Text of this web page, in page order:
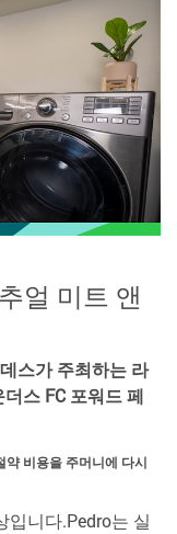
얼 미트 앤
스가 주최하는 라
스 FC 포워드 페
약 비용을 주머니에 다시
입니다.Pedro는 실